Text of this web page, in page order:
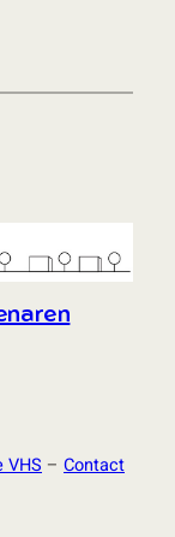
VHS – Contact